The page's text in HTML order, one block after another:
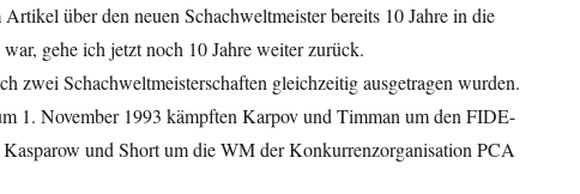
über den neuen Schachweltmeister bereits 10 Jahre in die
gehe ich jetzt noch 10 Jahre weiter zurück.
zwei Schachweltmeisterschaften gleichzeitig ausgetragen wurden.
1. November 1993 kämpften Karpov und Timman um den FIDE-
und Short um die WM der Konkurrenzorganisation PCA